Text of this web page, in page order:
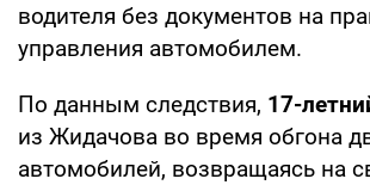
водителя без документов на
управления автомобилем.
По данным следствия, 17-
из Жидачова во время обгона
автомобилей, возвращаясь на